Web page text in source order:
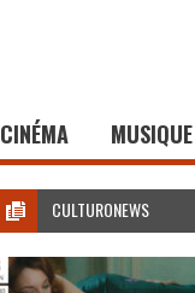
CINÉMA MUSIQUE
CULTURONEWS